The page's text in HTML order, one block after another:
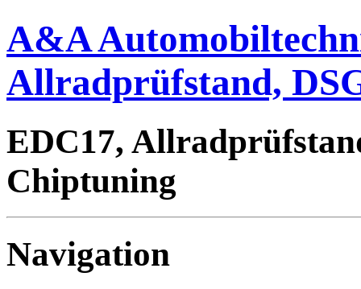
A&A
Allradprüfstand,
EDC17,
Chiptuning
Navigation